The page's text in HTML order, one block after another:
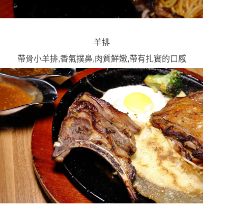
羊排
帶骨小羊排,香氣撲鼻,肉質鮮嫩,帶有扎實的口感